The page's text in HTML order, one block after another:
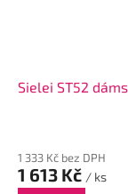
Sielei ST52
1 333 Kč bez DPH
1 613 Kč / ks